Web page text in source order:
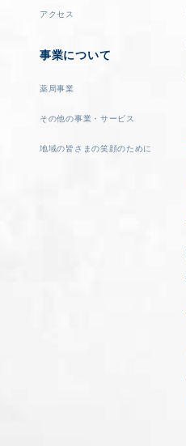
アクセス
事業について
薬局事業
その他の事業・サービス
地域の皆さまの笑顔のために